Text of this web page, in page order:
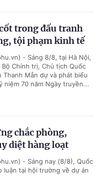
trong đấu tranh
tội phạm kinh tế
- Sáng 8/8, tại Hà Nội,
Bộ Chính trị, Chủ tịch Quốc
Thanh Mẫn dự và phát biểu
niệm 70 năm Ngày truyền...
chắc phòng,
diệt hàng loạt
- Sáng nay (8/8), Quốc
luận tại hội trường về dự án